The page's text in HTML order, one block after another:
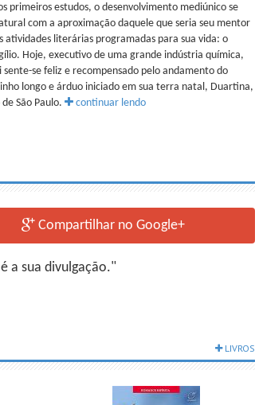
primeiros estudos, o desenvolvimento mediúnico se
com a aproximação daquele que seria seu mentor
atividades literárias programadas para sua vida: o
Hoje, executivo de uma grande indústria química,
se feliz e recompensado pelo andamento do
longo e árduo iniciado em sua terra natal, Duartina,
São Paulo.
continuar lendo
Compartilhar no Google+
a sua divulgação."
LIVROS